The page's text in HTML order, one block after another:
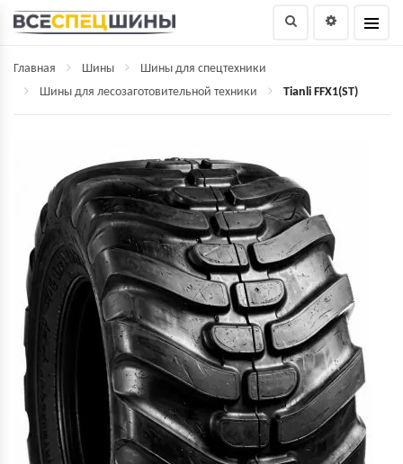
Главная Шины
Шины для спецтехники
Шины для лесозаготовительной техники
Tianli FFX1(ST)